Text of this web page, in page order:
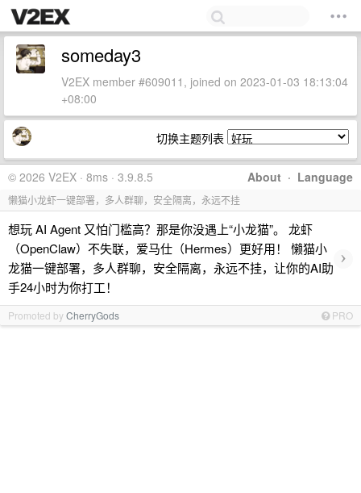
someday3
V2EX member #609011, joined on 2023-01-03 18:13:04
+08:00
切换主题列表
About · Language
© 2026 V2EX · 8ms · 3.9.8.5
懒猫小龙虾一键部署，多人群聊，安全隔离，永远不挂
想玩 AI Agent 又怕门槛高？那是你没遇上“小龙猫”。 龙虾
（OpenClaw）不失联，爱马仕（Hermes）更好用！ 懒猫小
龙猫一键部署，多人群聊，安全隔离，永远不挂，让你的AI助
手24小时为你打工！
›
Promoted byCherryGods PRO